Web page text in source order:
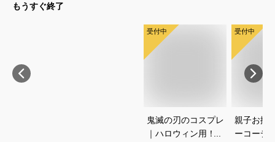
もうすぐ終了
受付中
鬼滅の刃のコスプレ
｜ハロウィン用！キ
受付中
親子お揃
ーコーデ